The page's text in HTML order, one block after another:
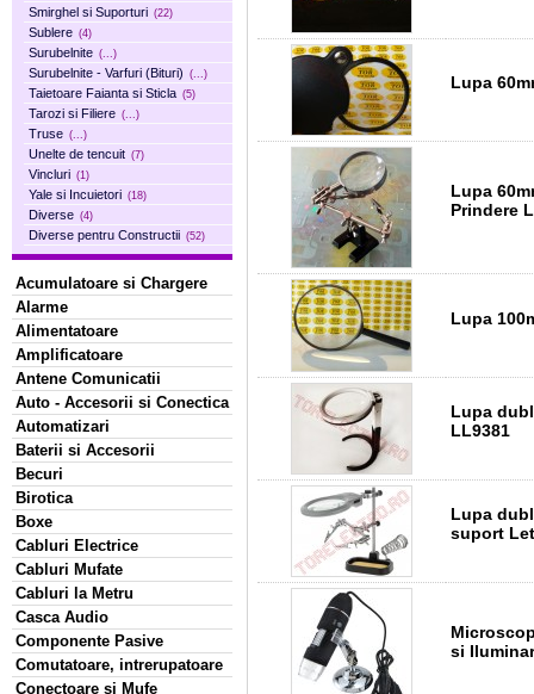
Smirghel si Suporturi (22)
Sublere (4)
Surubelnite (...)
Surubelnite - Varfuri (Bituri) (...)
Taietoare Faianta si Sticla (5)
Tarozi si Filiere (...)
Truse (...)
Unelte de tencuit (7)
Vincluri (1)
Yale si Incuietori (18)
Diverse (4)
Diverse pentru Constructii (52)
Acumulatoare si Chargere
Alarme
Alimentatoare
Amplificatoare
Antene Comunicatii
Auto - Accesorii si Conectica
Automatizari
Baterii si Accesorii
Becuri
Birotica
Boxe
Cabluri Electrice
Cabluri Mufate
Cabluri la Metru
Casca Audio
Componente Pasive
Comutatoare, intrerupatoare
Conectoare si Mufe
Lupa 60mm 2.5X cu Suport si 2 Clesti de
Prindere
Lupa
Lupa
LL9381
Lupa
suport
si